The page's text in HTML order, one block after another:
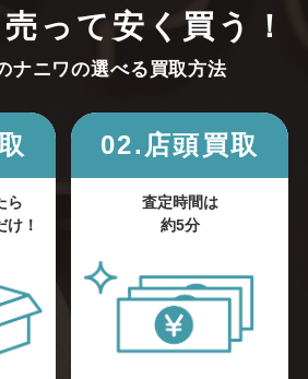
って安く買う！
ナニワの選べる買取方法
ら
け！
02.店頭買取
査定時間は
約5分